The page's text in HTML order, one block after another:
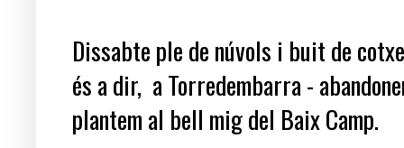
Dissabte ple de núvols i buit de
és a dir, a Torredembarra -
plantem al bell mig del Baix Camp.